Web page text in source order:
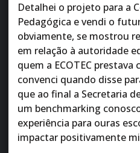
Detalhei o projeto para a
Pedagógica e vendi o
obviamente, se mostrou
em relação à autoridade
quem a ECOTEC prestava
convenci quando disse
que ao final a Secretaria
um benchmarking
experiência para ouras
impactar positivamente